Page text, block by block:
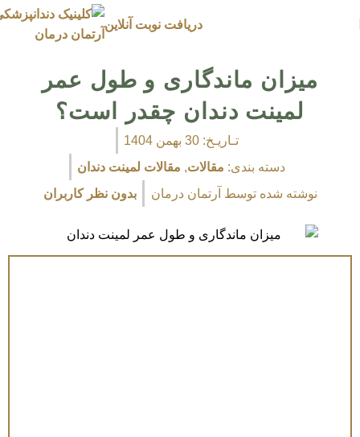
دریافت نوبت آنلاین
میزان ماندگاری و طول عمر
لمینت دندان چقدر است؟
تـاریـخ: 30 بهمن 1404
دسته بندی: مقالات, مقالات لمینت دندان
نوشته شده توسط آرتمان درمان بدون نظر کاربران